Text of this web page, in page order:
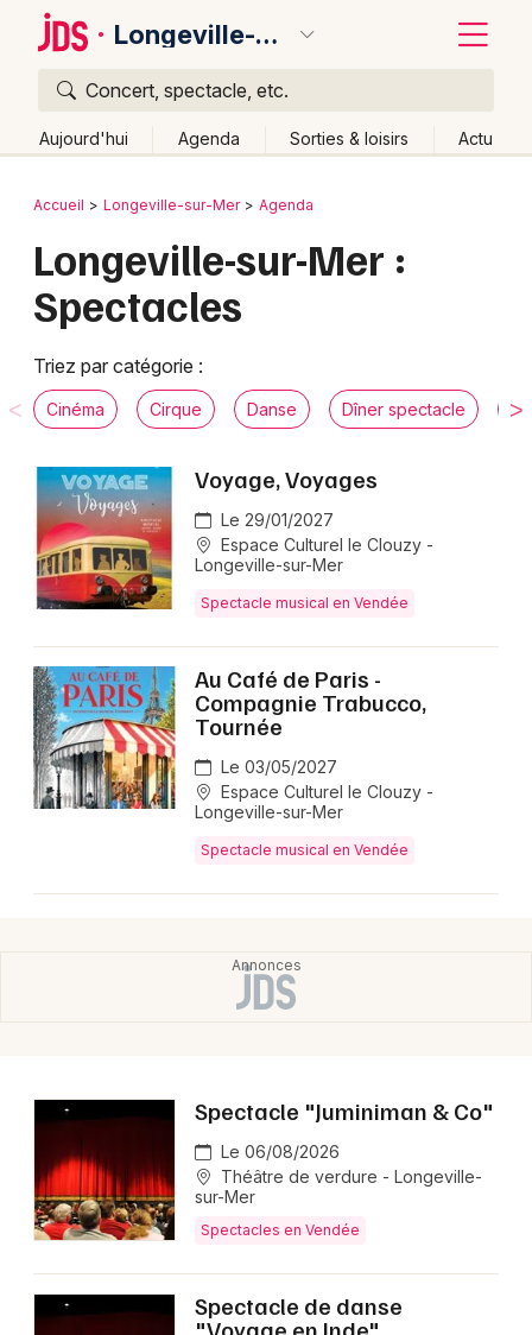
Longeville-sur-Mer
Concert, spectacle, etc.
Aujourd'hui Agenda Sorties & loisirs Actu
Publier un événement
Grands événements
Activité & Expérience
Manifestations
Foires & salons
Spectacles
Sports
Soirées
Sorties famille
Spectacles dans les Pays de la Loire
Newsletter des sorties
Artistes en tournée
Actus en Vendée
Magazine en Vendée
Bordeaux
Colmar
Lyon
Mulhouse
Montpellier
Nantes
Paris
Strasbourg
Toulouse
Retour
Accueil Longeville-sur-Mer Agenda
Longeville-sur-Mer :
Spectacles
Triez par catégorie :
Cinéma Cirque Danse Dîner spectacle
Voyage, Voyages
Le 29/01/2027
Espace Culturel le Clouzy -
Longeville-sur-Mer
Spectacle musical en Vendée
Au Café de Paris -
Compagnie Trabucco,
Tournée
Le 03/05/2027
Espace Culturel le Clouzy -
Longeville-sur-Mer
Spectacle musical en Vendée
Spectacle "Juminiman & Co"
Le 06/08/2026
Théâtre de verdure - Longeville-
sur-Mer
Spectacles en Vendée
Spectacle de danse
Quoi ?
Où ?
Pays de la Loire
Partout Près de moi Changer de lieu
Quand ?
Aujourd'hui
Demain